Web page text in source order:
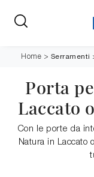
Home > Serramenti
Porta
Laccato
Con le porte da
Natura in Laccato